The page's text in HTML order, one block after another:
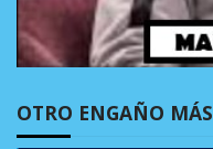
OTRO ENGAÑO MÁS